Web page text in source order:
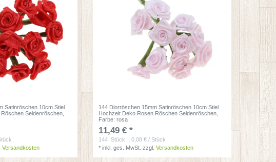
Satinröschen 10cm Stiel
Seidenröschen
Versandkosten
144 Diorröschen 15mm Satinröschen 10cm Stiel
Hochzeit Deko Rosen Röschen Seidenröschen
Farbe: rosa
11,49 € *
144 Stück
| 0,08 € / Stück
*inkl. ges. MwSt. zzgl.Versandkosten